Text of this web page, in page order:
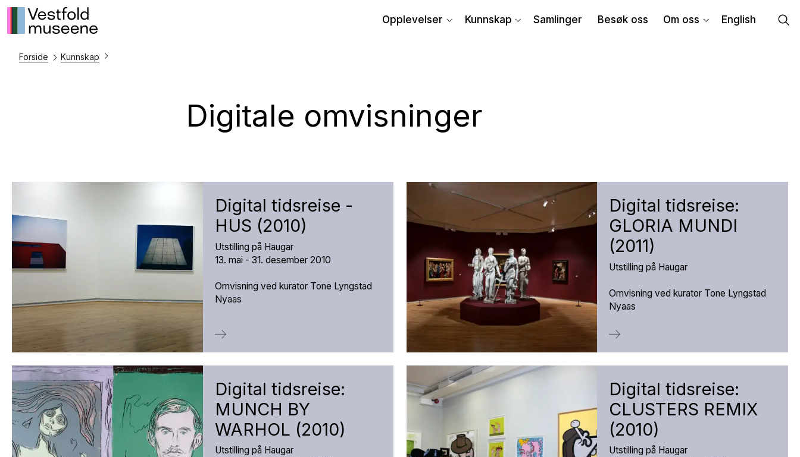
Opplevelser Kunnskap Samlinger Besøk oss Om oss English
Forside Kunnskap
Digitale omvisninger
Digital tidsreise -
HUS (2010)
Utstilling på Haugar
13. mai - 31. desember 2010
Omvisning ved kurator Tone Lyngstad
Nyaas
Digital tidsreise:
GLORIA MUNDI
(2011)
Utstilling på Haugar
Omvisning ved kurator Tone Lyngstad
Nyaas
Digital tidsreise:
MUNCH BY
WARHOL (2010)
Utstilling på Haugar
Digital tidsreise:
CLUSTERS REMIX
(2010)
Utstilling på Haugar